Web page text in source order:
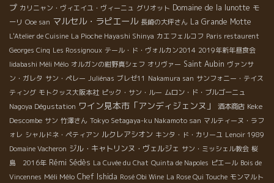
プ カリニャン・ヴィエイユ・ヴィーニュ グリオット Domaine de la lunotte モ
ーリ Ooe san マルセル・ラピエール 長崎の大坪さん La Grande Motte
L'Atelier de Cuisine La Pioche Hayashi Shinya カエフェルコフ Paris restaurent
Georges Cinq Les Rossignoux テール・ド・ヴォルカン2014 2019年新年昼食会
Iidabashi Méli Mélo オルガンの紺野真シェフ オリヴァー Saint Aubin ヴァンサ
ン・ガレタ サン・ペレー Juliénas ブレゼ11 Nakamura san サンフォニー・テイス
ティング モトクッス大阪本社 ピック・サン・ルー ムロン・ド・ブルゴーニュ
Nagoya Dégustation ワイン見本市「アンディジェンヌ」 酒本商店 Keke
Descombe サン 竹澤さん Tokyo Setagaya-ku Nakamoto san マルティーヌ・ラフ
ォレ シャルドネ・ペティアン ルクレアシオン キンタ・ド・カリーユ Lenoir 1989
Domaine Vacheron ジル・キャトリンヌ・ヴェルジェ サン・ミッシェル教会 桜
島 2016年 Rémi Sédès La Cuvée du Chat Quinta de Napoles ピエール Bois de
Vincennes Méli Mélo Chef Ishida Rosé Obi Wine La Rose Qui Touche モンマルト